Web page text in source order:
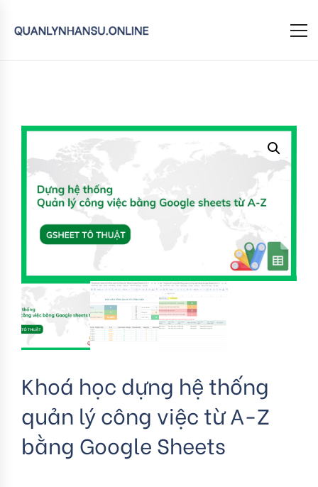
Khoá học dựng hệ thống
quản lý công việc từ A-Z
bằng Google Sheets